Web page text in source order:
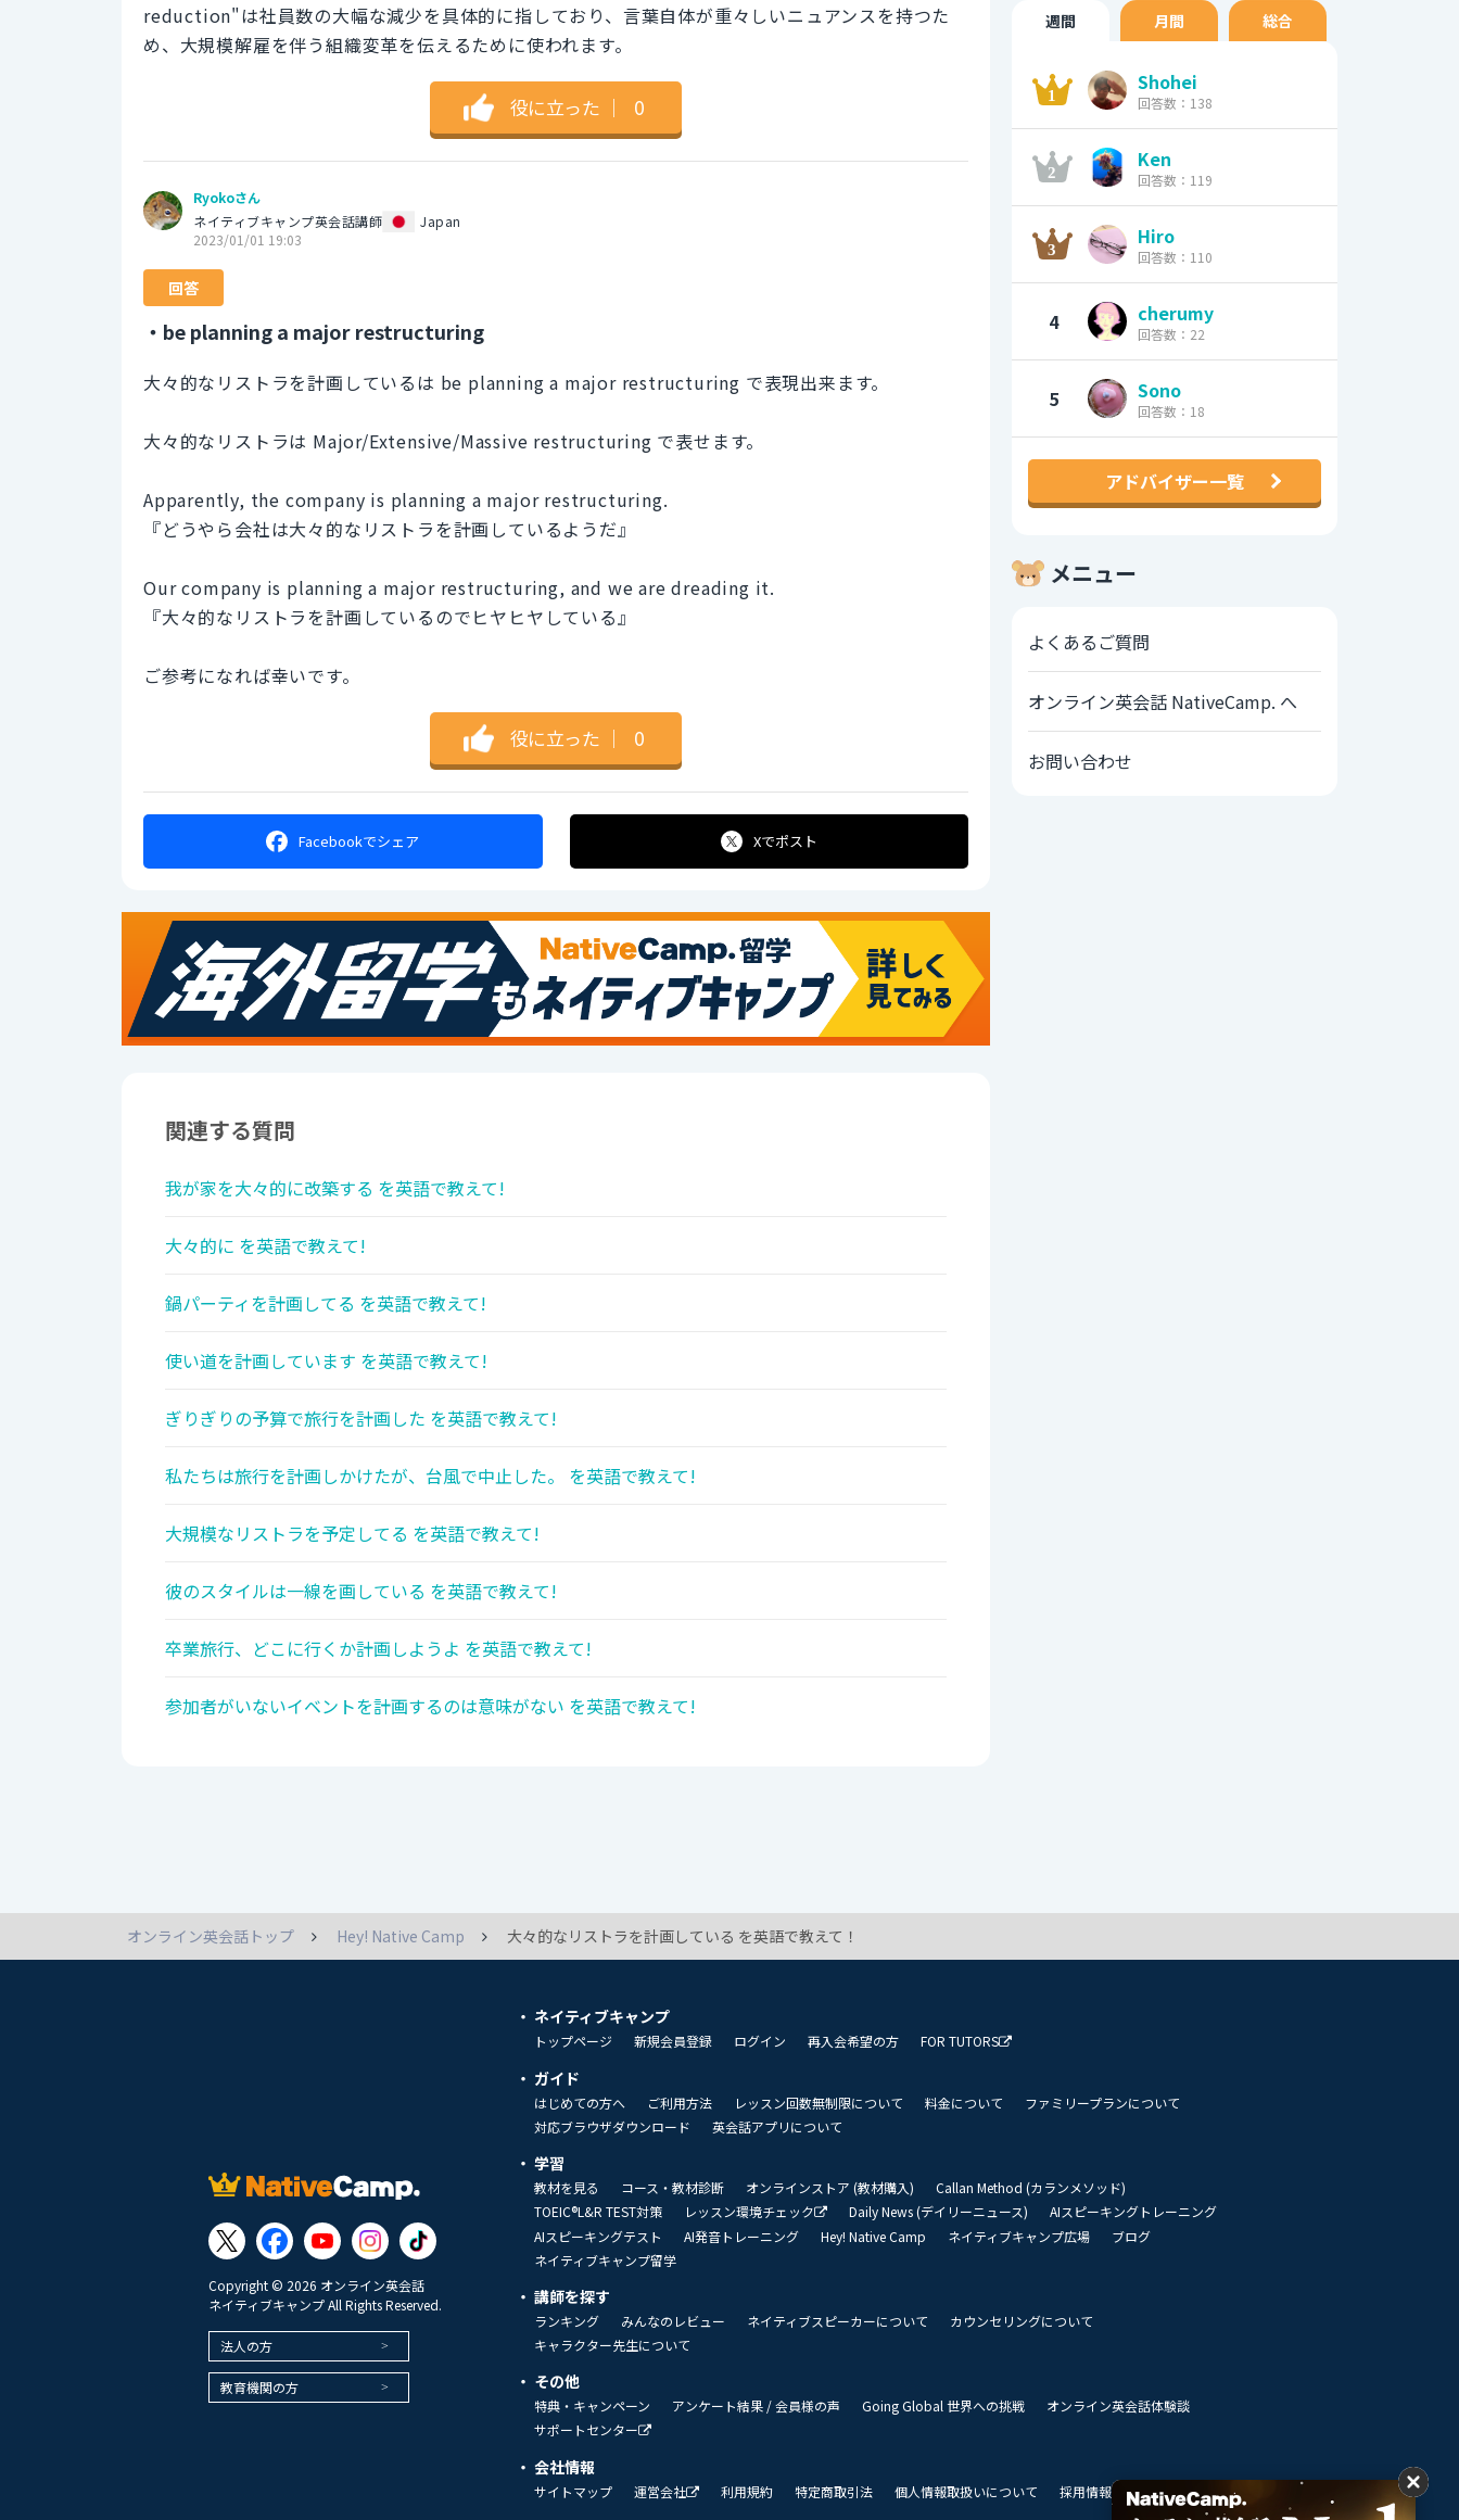
reduction"は社員数の大幅な減少を具体的に指しており、言葉自体が重々しいニュアンスを持つた
め、大規模解雇を伴う組織変革を伝えるために使われます。
役に立った ｜ 0
Ryokoさん
ネイティブキャンプ英会話講師
Japan
2023/01/01 19:03
回答
・be planning a major restructuring
大々的なリストラを計画しているは be planning a major restructuring で表現出来ます。
大々的なリストラは Major/Extensive/Massive restructuring で表せます。
Apparently, the company is planning a major restructuring.
『どうやら会社は大々的なリストラを計画しているようだ』
Our company is planning a major restructuring, and we are dreading it.
『大々的なリストラを計画しているのでヒヤヒヤしている』
ご参考になれば幸いです。
役に立った ｜ 0
Facebookでシェア Xでポスト
関連する質問
我が家を大々的に改築する を英語で教えて!
大々的に を英語で教えて!
鍋パーティを計画してる を英語で教えて!
使い道を計画しています を英語で教えて!
ぎりぎりの予算で旅行を計画した を英語で教えて!
私たちは旅行を計画しかけたが、台風で中止した。 を英語で教えて!
大規模なリストラを予定してる を英語で教えて!
彼のスタイルは一線を画している を英語で教えて!
卒業旅行、どこに行くか計画しようよ を英語で教えて!
参加者がいないイベントを計画するのは意味がない を英語で教えて!
週間 月間 総合
Shohei
回答数：138
Ken
回答数：119
Hiro
回答数：110
4 cherumy
回答数：22
5 Sono
回答数：18
アドバイザー一覧
メニュー
よくあるご質問
オンライン英会話 NativeCamp. へ
お問い合わせ
オンライン英会話トップ Hey! Native Camp 大々的なリストラを計画している を英語で教えて！
Copyright © 2026 オンライン英会話
ネイティブキャンプ All Rights Reserved.
法人の方
教育機関の方
ネイティブキャンプ
トップページ 新規会員登録 ログイン 再入会希望の方 FOR TUTORS
ガイド
はじめての方へ ご利用方法 レッスン回数無制限について 料金について
ファミリープランについて
対応ブラウザダウンロード
英会話アプリについて
学習
教材を見る コース・教材診断 オンラインストア (教材購入)
Callan Method (カランメソッド)
TOEIC®L&R TEST対策
レッスン環境チェック Daily News (デイリーニュース)
AIスピーキングトレーニング
AIスピーキングテスト
AI発音トレーニング Hey! Native Camp ネイティブキャンプ広場
ブログ
ネイティブキャンプ留学
講師を探す
ランキング みんなのレビュー ネイティブスピーカーについて
カウンセリングについて
キャラクター先生について
その他
特典・キャンペーン アンケート結果 / 会員様の声 Going Global 世界への挑戦
オンライン英会話体験談
サポートセンター
会社情報
サイトマップ 運営会社 利用規約 特定商取引法 個人情報取扱いについて 採用情報 私達のビジョン